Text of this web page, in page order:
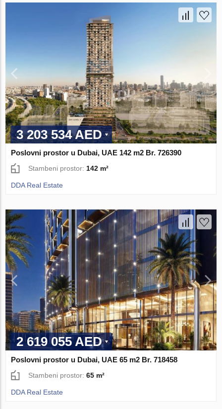
3 203 534 AED
Poslovni prostor u Dubai, UAE 142 m2 Br. 726390
Stambeni prostor: 142 m²
DDA Real Estate
2 619 055 AED
Poslovni prostor u Dubai, UAE 65 m2 Br. 718458
Stambeni prostor:65 m²
DDA Real Estate